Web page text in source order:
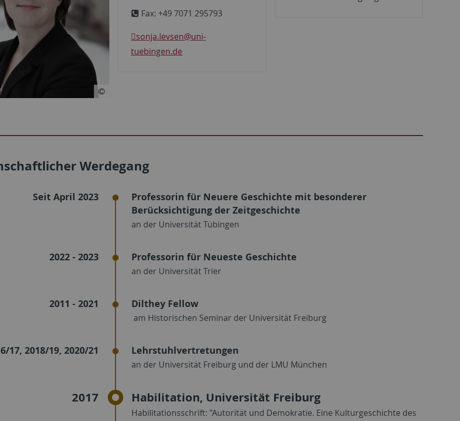
Fax: +49 7071 295793
sonja.levsen@uni-
tuebingen.de
Werdegang
Seit April 2023
Professorin für Neuere Geschichte mit besonderer
Berücksichtigung der Zeitgeschichte
an der Universität Tübingen
2022 - 2023 Professorin für Neueste Geschichte
an der Universität Trier
2011 - 2021 Dilthey Fellow
am Historischen Seminar der Universität Freiburg
17, 2018/19, 2020/21 Lehrstuhlvertretungen
an der Universität Freiburg und der LMU München
2017 Habilitation, Universität Freiburg
Habilitationsschrift: "Autorität und Demokratie. Eine Kulturgeschichte des